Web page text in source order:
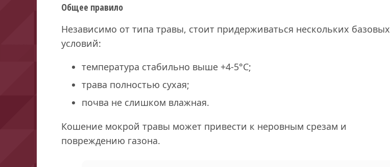
Общее правило
Независимо от типа травы, стоит придерживаться нескольких базовых
условий:
температура стабильно выше +4-5°C;
трава полностью сухая;
почва не слишком влажная.
Кошение мокрой травы может привести к неровным срезам и
повреждению газона.